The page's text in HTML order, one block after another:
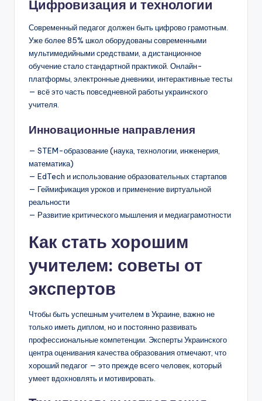
Цифровизация и технологии
Современный педагог должен быть цифрово грамотным.
Уже более 85% школ оборудованы современными
мультимедийными средствами, а дистанционное
обучение стало стандартной практикой. Онлайн-
платформы, электронные дневники, интерактивные тесты
— всё это часть повседневной работы украинского
учителя.
Инновационные направления
— STEM-образование (наука, технологии, инженерия,
математика)
— EdTech и использование образовательных стартапов
— Геймификация уроков и применение виртуальной
реальности
— Развитие критического мышления и медиаграмотности
Как стать хорошим
учителем: советы от
экспертов
Чтобы быть успешным учителем в Украине, важно не
только иметь диплом, но и постоянно развивать
профессиональные компетенции. Эксперты Украинского
центра оценивания качества образования отмечают, что
хороший педагог — это прежде всего человек, который
умеет вдохновлять и мотивировать.